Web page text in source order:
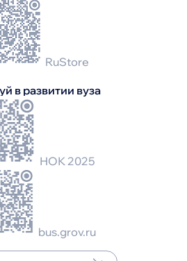
RuStore
в развитии вуза
НОК 2025
bus.grov.ru